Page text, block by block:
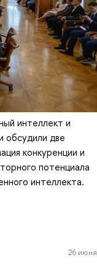
интеллект и
обсудили две
конкуренции и
потенциала
интеллекта.
26 июня